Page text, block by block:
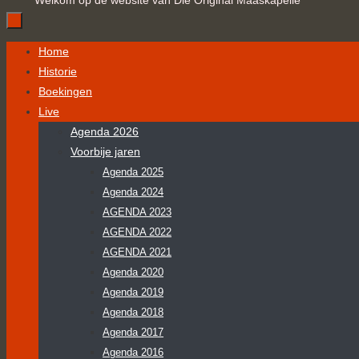
naar
inhoud
Home
Historie
Boekingen
Live
Agenda 2026
Voorbije jaren
Agenda 2025
Agenda 2024
AGENDA 2023
AGENDA 2022
AGENDA 2021
Agenda 2020
Agenda 2019
Agenda 2018
Agenda 2017
Agenda 2016